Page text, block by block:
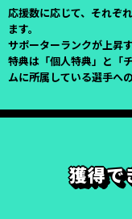
応援数に応じて、それぞ
ます。
サポーターランクが上昇
特典は「個人特典」と「
ムに所属している選手へ
獲得で